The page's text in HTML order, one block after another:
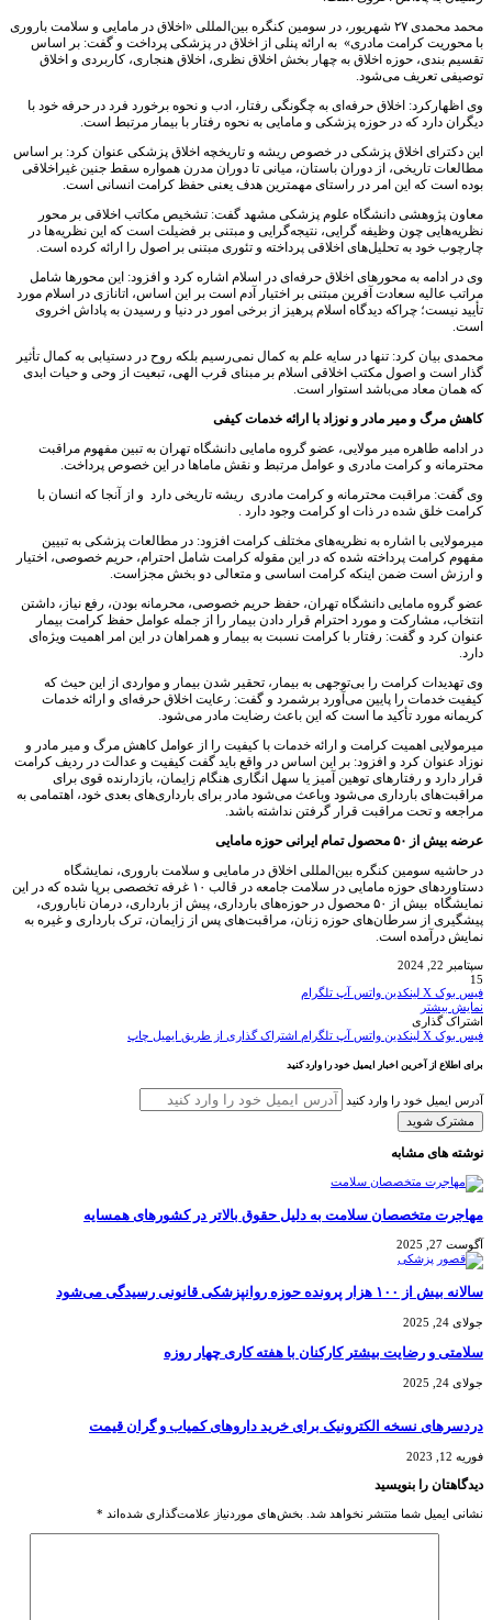
محمد محمدی ۲۷ شهریور، در سومین کنگره بین‌المللی «اخلاق در مامایی و سلامت باروری
با محوریت کرامت مادری» به ارائه پنلی از اخلاق در پزشکی پرداخت و گفت: بر اساس
تقسیم بندی، حوزه اخلاق به چهار بخش اخلاق نظری، اخلاق هنجاری، کاربردی و اخلاق
توصیفی تعریف می‌شود.
وی اظهارکرد: اخلاق حرفه‌ای به چگونگی رفتار، ادب و نحوه برخورد فرد در حرفه خود با
دیگران دارد که در حوزه پزشکی و مامایی به نحوه رفتار با بیمار مرتبط است.
این دکترای اخلاق پزشکی در خصوص ریشه و تاریخچه اخلاق پزشکی عنوان کرد: بر اساس
مطالعات تاریخی، از دوران باستان، میانی تا دوران مدرن همواره سقط جنین غیراخلاقی
بوده است که این امر در راستای مهمترین هدف یعنی حفظ کرامت انسانی است.
معاون پژوهشی دانشگاه علوم پزشکی مشهد گفت: تشخیص مکاتب اخلاقی بر محور
نظریه‌هایی چون وظیفه گرایی، نتیجه‌گرایی و مبتنی بر فضیلت است که این نظریه‌ها در
چارچوب خود به تحلیل‌های اخلاقی پرداخته و تئوری مبتنی بر اصول را ارائه کرده است.
وی در ادامه به محورهای اخلاق حرفه‌ای در اسلام اشاره کرد و افزود: این محورها شامل
مراتب عالیه سعادت آفرین مبتنی بر اختیار آدم است بر این اساس، اتانازی در اسلام مورد
تأیید نیست؛ چراکه دیدگاه اسلام پرهیز از برخی امور در دنیا و رسیدن به پاداش اخروی
است.
محمدی بیان کرد: تنها در سایه علم به کمال نمی‌رسیم بلکه روح در دستیابی به کمال تأثیر
گذار است و اصول مکتب اخلاقی اسلام بر مبنای قرب الهی، تبعیت از وحی و حیات ابدی
که همان معاد می‌باشد استوار است.
کاهش مرگ و میر مادر و نوزاد با ارائه خدمات کیفی
در ادامه طاهره میر مولایی، عضو گروه مامایی دانشگاه تهران به تبین مفهوم مراقبت
محترمانه و کرامت مادری و عوامل مرتبط و نقش ماماها در این خصوص پرداخت.
وی گفت: مراقبت محترمانه و کرامت مادری ریشه تاریخی دارد و از آنجا که انسان با
کرامت خلق شده در ذات او کرامت وجود دارد .
میرمولایی با اشاره به نظریه‌های مختلف کرامت افزود: در مطالعات پزشکی به تبیین
مفهوم کرامت پرداخته شده که در این مقوله کرامت شامل احترام، حریم خصوصی، اختیار
و ارزش است ضمن اینکه کرامت اساسی و متعالی دو بخش مجزاست.
عضو گروه مامایی دانشگاه تهران، حفظ حریم خصوصی، محرمانه بودن، رفع نیاز، داشتن
انتخاب، مشارکت و مورد احترام قرار دادن بیمار را از جمله عوامل حفظ کرامت بیمار
عنوان کرد و گفت: رفتار با کرامت نسبت به بیمار و همراهان در این امر اهمیت ویژه‌ای
دارد.
وی تهدیدات کرامت را بی‌توجهی به بیمار، تحقیر شدن بیمار و مواردی از این حیث که
کیفیت خدمات را پایین می‌آورد برشمرد و گفت: رعایت اخلاق حرفه‌ای و ارائه خدمات
کریمانه مورد تأکید ما است که این باعث رضایت مادر می‌شود.
میرمولایی اهمیت کرامت و ارائه خدمات با کیفیت را از عوامل کاهش مرگ و میر مادر و
نوزاد عنوان کرد و افزود: بر این اساس در واقع باید گفت کیفیت و عدالت در ردیف کرامت
قرار دارد و رفتارهای توهین آمیز یا سهل انگاری هنگام زایمان، بازدارنده قوی برای
مراقبت‌های بارداری می‌شود وباعث می‌شود مادر برای بارداری‌های بعدی خود، اهتمامی به
مراجعه و تحت مراقبت قرار گرفتن نداشته باشد.
عرضه بیش از ۵۰ محصول تمام‌ ایرانی حوزه مامایی
در حاشیه سومین کنگره بین‌المللی اخلاق در مامایی و سلامت باروری، نمایشگاه
دستاوردهای حوزه مامایی در سلامت جامعه در قالب ۱۰ غرفه تخصصی برپا شده که در این
نمایشگاه بیش از ۵۰ محصول در حوزه‌های بارداری، پیش از بارداری، درمان ناباروری،
پیشگیری از سرطان‌های حوزه زنان، مراقبت‌های پس از زایمان، ترک بارداری و غیره به
نمایش درآمده است.
سپتامبر 22, 2024
15
فیس بوک X لینکدین واتس آپ تلگرام
نمایش بیشتر
اشتراک گذاری
فیس بوک X لینکدین واتس آپ تلگرام اشتراک گذاری از طریق ایمیل چاپ
برای اطلاع از آخرین اخبار ایمیل خود را وارد کنید
آدرس ایمیل خود را وارد کنید
نوشته های مشابه
مهاجرت متخصصان سلامت به دلیل حقوق بالاتر در کشورهای همسایه
آگوست 27, 2025
سالانه بیش از ۱۰۰ هزار پرونده حوزه روانپزشکی قانونی رسیدگی می‌شود
جولای 24, 2025
سلامتی و رضایت بیشتر کارکنان با هفته کاری چهار روزه
جولای 24, 2025
دردسرهای نسخه الکترونیک برای خرید داروهای کمیاب و گران قیمت
فوریه 12, 2023
دیدگاهتان را بنویسید
نشانی ایمیل شما منتشر نخواهد شد. بخش‌های موردنیاز علامت‌گذاری شده‌اند *